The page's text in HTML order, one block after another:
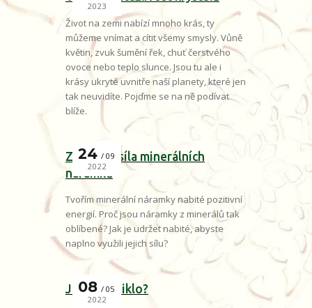
2023
Život na zemi nabízí mnoho krás, ty
můžeme vnímat a cítit všemy smysly. Vůně
květin, zvuk šumění řek, chuť čerstvého
ovoce nebo teplo slunce. Jsou tu ale i
krásy ukryté uvnitře naší planety, které jen
tak neuvidíte. Pojďme se na ně podívat
blíže.
Zázračná síla minerálních
náramků
24
09
2022
Tvořím minerální náramky nabité pozitivní
energií. Proč jsou náramky z minerálů tak
oblíbené? Jak je udržet nabité, abyste
naplno využili jejich sílu?
Jak to vzniklo?
08
05
2022